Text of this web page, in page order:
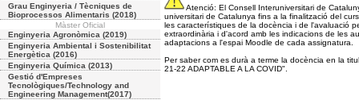
Grau Enginyeria / Tècniques de
Bioprocessos Alimentaris (2018)
Màster Oficial
Enginyeria Agronòmica (2019)
Enginyeria Ambiental i Sostenibilitat
Energètica (2016)
Enginyeria Química (2013)
Gestió d'Empreses
Tecnològiques/Technology and
Engineering Management(2017)
Atenció: El Consell Interuniversitari de
universitari de Catalunya fins a la finalització del
les característiques de la docència i de l'avaluació
extraordinària i d'acord amb les indicacions de les
adaptacions a l'espai Moodle de cada assignatura.
Per saber com es durà a terme la docència en la
21-22 ADAPTABLE A LA COVID".